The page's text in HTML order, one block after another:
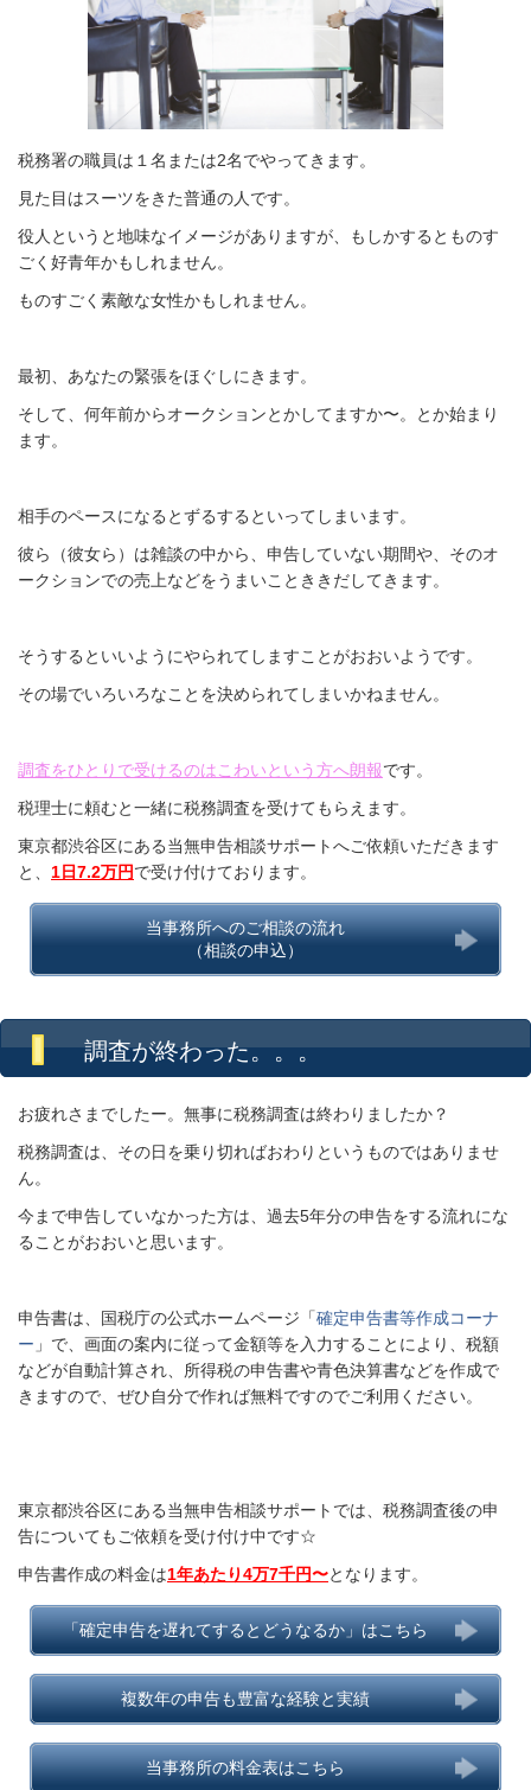
税務署の職員は１名または2名でやってきます。
見た目はスーツをきた普通の人です。
役人というと地味なイメージがありますが、もしかするとものす
ごく好青年かもしれません。
ものすごく素敵な女性かもしれません。
最初、あなたの緊張をほぐしにきます。
そして、何年前からオークションとかしてますか〜。とか始まり
ます。
相手のペースになるとずるするといってしまいます。
彼ら（彼女ら）は雑談の中から、申告していない期間や、そのオ
ークションでの売上などをうまいことききだしてきます。
そうするといいようにやられてしますことがおおいようです。
その場でいろいろなことを決められてしまいかねません。
調査をひとりで受けるのはこわいという方へ朗報です。
税理士に頼むと一緒に税務調査を受けてもらえます。
東京都渋谷区にある当無申告相談サポートへご依頼いただきます
と、 1日7.2万円で受け付けております。
当事務所へのご相談の流れ
（相談の申込）
調査が終わった。。。
お疲れさまでしたー。無事に税務調査は終わりましたか？
税務調査は、その日を乗り切ればおわりというものではありませ
ん。
今まで申告していなかった方は、過去5年分の申告をする流れにな
ることがおおいと思います。
申告書は、国税庁の公式ホームページ「確定申告書等作成コーナ
ー 」で、画面の案内に従って金額等を入力することにより、税額
などが自動計算され、所得税の申告書や青色決算書などを作成で
きますので、ぜひ自分で作れば無料ですのでご利用ください。
東京都渋谷区にある当無申告相談サポートでは、税務調査後の申
告についてもご依頼を受け付け中です☆
申告書作成の料金は1年あたり4万7千円〜となります。
「確定申告を遅れてするとどうなるか」はこちら
複数年の申告も豊富な経験と実績
当事務所の料金表はこちら